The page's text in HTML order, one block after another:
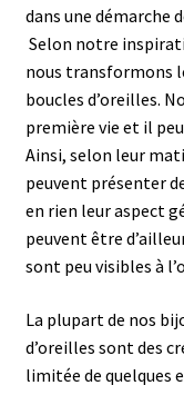
dans une démarche
Selon notre
nous transformons
boucles d’oreilles. N
première vie et il
Ainsi, selon leur
peuvent présenter
en rien leur aspect
peuvent être
sont peu visibles à
La plupart de nos
d’oreilles sont des
limitée de quelques